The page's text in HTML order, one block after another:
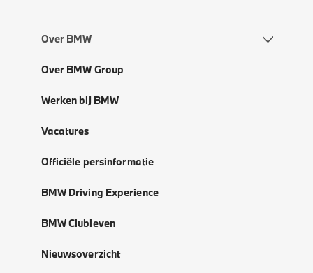
Over BMW
Over BMW Group
Werken bij BMW
Vacatures
Officiële persinformatie
BMW Driving Experience
BMW Clubleven
Nieuwsoverzicht